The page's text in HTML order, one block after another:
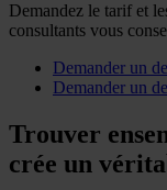
Demandez le tarif et
consultants vous
Demander un
Demander un
Trouver
crée un